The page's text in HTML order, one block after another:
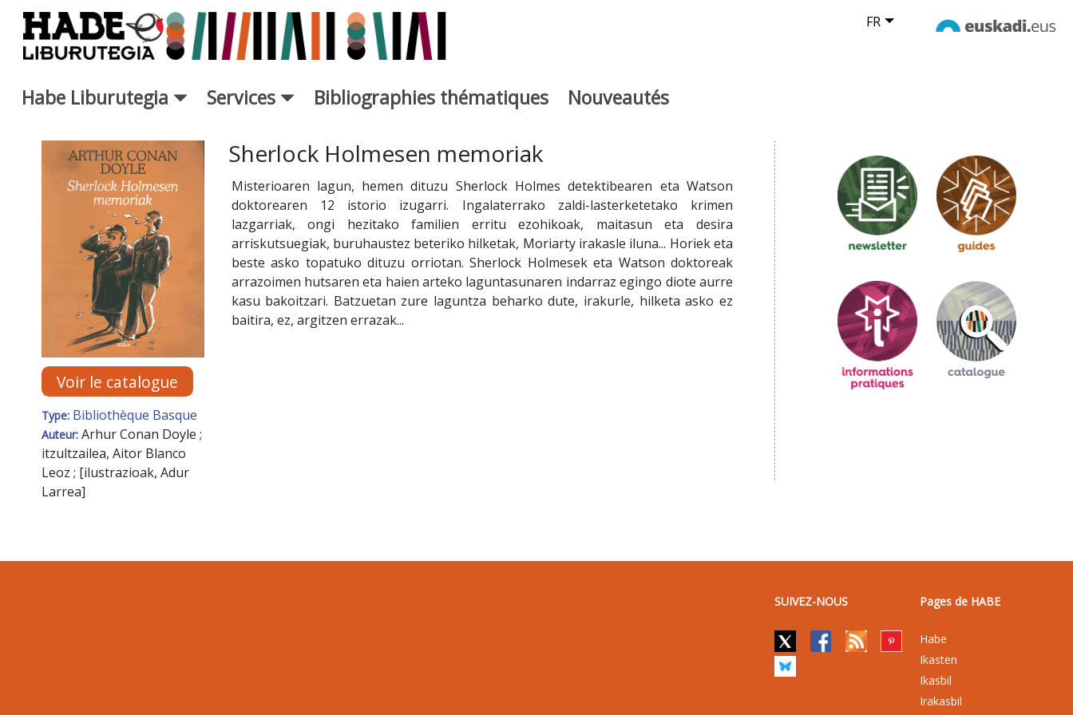
Saut au contenu principal FR
Habe Liburutegia Services Bibliographies thématiques Nouveautés
Fiche de Nouveaux Livres - Liburutegia
Voir le catalogue
Type: Bibliothèque Basque
Auteur: Arhur Conan Doyle ;
itzultzailea, Aitor Blanco
Leoz ; [ilustrazioak, Adur
Larrea]
Sherlock Holmesen memoriak
Misterioaren lagun, hemen dituzu Sherlock Holmes detektibearen eta Watson
doktorearen 12 istorio izugarri. Ingalaterrako zaldi-lasterketetako krimen
lazgarriak, ongi hezitako familien erritu ezohikoak, maitasun eta desira
arriskutsuegiak, buruhaustez beteriko hilketak, Moriarty irakasle iluna... Horiek eta
beste asko topatuko dituzu orriotan. Sherlock Holmesek eta Watson doktoreak
arrazoimen hutsaren eta haien arteko laguntasunaren indarraz egingo diote aurre
kasu bakoitzari. Batzuetan zure laguntza beharko dute, irakurle, hilketa asko ez
baitira, ez, argitzen errazak...
SUIVEZ-NOUS Pages de HABE
Habe
Ikasten
Ikasbil
Irakasbil